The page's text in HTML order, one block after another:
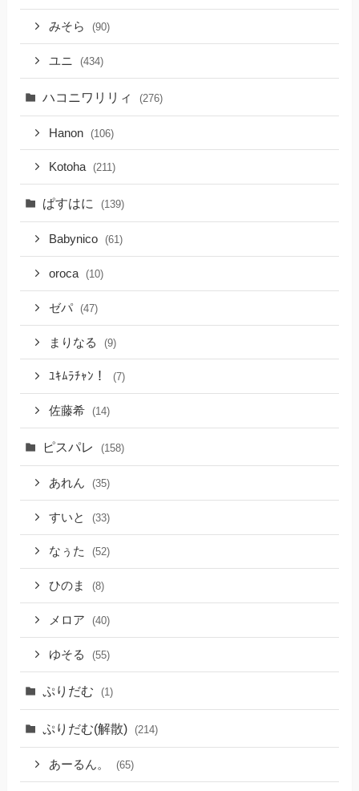
みそら (90)
ユニ (434)
ハコニワリリィ (276)
Hanon (106)
Kotoha (211)
ぱすはに (139)
Babynico (61)
oroca (10)
ゼパ (47)
まりなる (9)
ﾕｷﾑﾗﾁｬﾝ！ (7)
佐藤希 (14)
ピスパレ (158)
あれん (35)
すいと (33)
なぅた (52)
ひのま (8)
メロア (40)
ゆそる (55)
ぷりだむ (1)
ぷりだむ(解散) (214)
あーるん。 (65)